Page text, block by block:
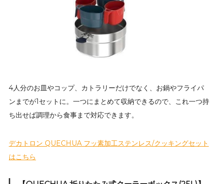
4人分のお皿やコップ、カトラリーだけでなく、お鍋やフライパ
ンまでが1セットに。一つにまとめて収納できるので、これ一つ持
ち出せば調理から食事まで対応できます。
デカトロン QUECHUA フッ素加工ステンレス/クッキングセット
はこちら